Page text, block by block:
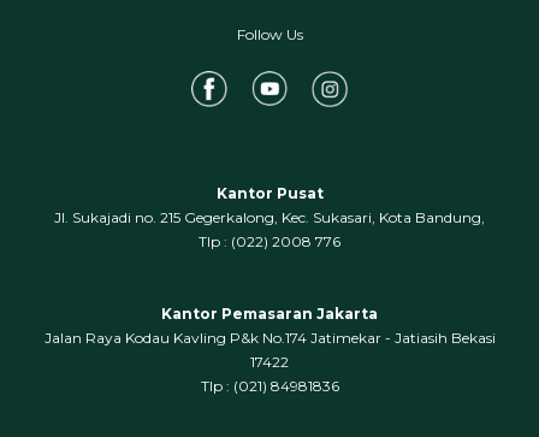
Follow Us
Kantor Pusat
Jl. Sukajadi no. 215 Gegerkalong, Kec. Sukasari, Kota Bandung,
‍Tlp : (022) 2008 776
Kantor Pemasaran Jakarta
Jalan Raya Kodau Kavling P&k No.174 Jatimekar - Jatiasih Bekasi
17422
Tlp : (021) 84981836